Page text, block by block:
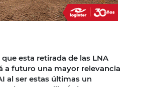
esta retirada de las LNA
a futuro una mayor relevancia
al ser estas últimas un